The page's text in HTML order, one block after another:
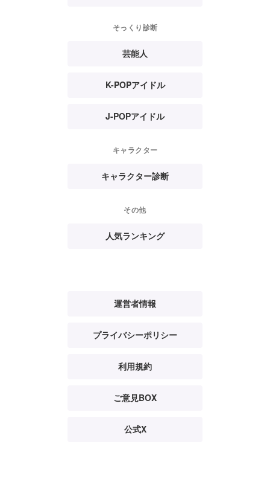
そっくり診断
芸能人
K-POPアイドル
J-POPアイドル
キャラクター
キャラクター診断
その他
人気ランキング
運営者情報
プライバシーポリシー
利用規約
ご意見BOX
公式X